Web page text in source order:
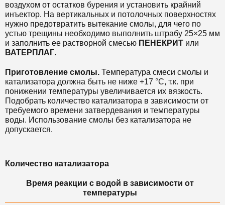
воздухом от остатков бурения и установить крайний
инъектор. На вертикальных и потолочных поверхностях
нужно предотвратить вытекание смолы, для чего по
устью трещины необходимо выполнить штрабу 25×25 мм
и заполнить ее растворной смесью ПЕНЕКРИТ или
ВАТЕРПЛАГ.
Приготовление смолы. Температура смеси смолы и
катализатора должна быть не ниже +17 °С, т.к. при
понижении температуры увеличивается их вязкость.
Подобрать количество катализатора в зависимости от
требуемого времени затвердевания и температуры
воды. Использование смолы без катализатора не
допускается.
Количество катализатора
Время реакции с водой в зависимости от
температуры